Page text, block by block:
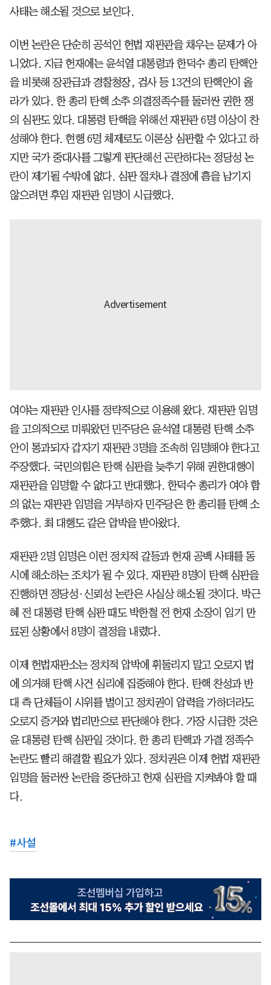
사태는 해소될 것으로 보인다.
이번 논란은 단순히 공석인 헌법 재판관을 채우는 문제가 아
니었다. 지금 헌재에는 윤석열 대통령과 한덕수 총리 탄핵안
을 비롯해 장관급과 경찰청장, 검사 등 13건의 탄핵안이 올
라가 있다. 한 총리 탄핵 소추 의결정족수를 둘러싼 권한 쟁
의 심판도 있다. 대통령 탄핵을 위해선 재판관 6명 이상이 찬
성해야 한다. 현행 6명 체제로도 이론상 심판할 수 있다고 하
지만 국가 중대사를 그렇게 판단해선 곤란하다는 정당성 논
란이 제기될 수밖에 없다. 심판 절차나 결정에 흠을 남기지
않으려면 후임 재판관 임명이 시급했다.
여야는 재판관 인사를 정략적으로 이용해 왔다. 재판관 임명
을 고의적으로 미뤄왔던 민주당은 윤석열 대통령 탄핵 소추
안이 통과되자 갑자기 재판관 3명을 조속히 임명해야 한다고
주장했다. 국민의힘은 탄핵 심판을 늦추기 위해 권한대행이
재판관을 임명할 수 없다고 반대했다. 한덕수 총리가 여야 합
의 없는 재판관 임명을 거부하자 민주당은 한 총리를 탄핵 소
추했다. 최 대행도 같은 압박을 받아왔다.
재판관 2명 임명은 이런 정치적 갈등과 헌재 공백 사태를 동
시에 해소하는 조치가 될 수 있다. 재판관 8명이 탄핵 심판을
진행하면 정당성·신뢰성 논란은 사실상 해소될 것이다. 박근
혜 전 대통령 탄핵 심판 때도 박한철 전 헌재 소장이 임기 만
료된 상황에서 8명이 결정을 내렸다.
이제 헌법재판소는 정치적 압박에 휘둘리지 말고 오로지 법
에 의거해 탄핵 사건 심리에 집중해야 한다. 탄핵 찬성과 반
대 측 단체들이 시위를 벌이고 정치권이 압력을 가하더라도
오로지 증거와 법리만으로 판단해야 한다. 가장 시급한 것은
윤 대통령 탄핵 심판일 것이다. 한 총리 탄핵과 가결 정족수
논란도 빨리 해결할 필요가 있다. 정치권은 이제 헌법 재판관
임명을 둘러싼 논란을 중단하고 헌재 심판을 지켜봐야 할 때
다.
#사설